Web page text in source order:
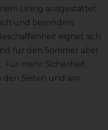
Lining ausgestattet.
und besonders
eignet sich
für den Sommer aber
Für mehr Sicherheit
den Seiten und am